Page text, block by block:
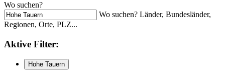
Wo suchen?
Wo suchen? Länder, Bundesländer,
Regionen, Orte, PLZ...
Aktive Filter:
Hohe Tauern